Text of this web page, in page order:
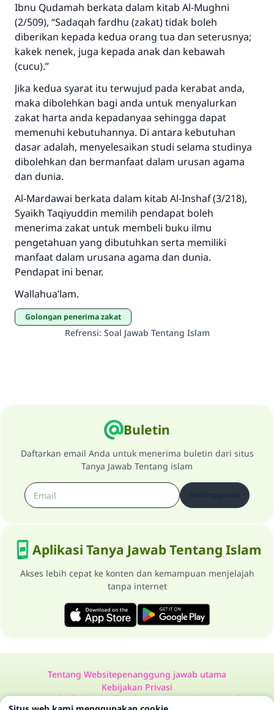
Ibnu Qudamah berkata dalam kitab Al-Mughni
(2/509), “Sadaqah fardhu (zakat) tidak boleh
diberikan kepada kedua orang tua dan seterusnya;
kakek nenek, juga kepada anak dan kebawah
(cucu).”
Jika kedua syarat itu terwujud pada kerabat anda,
maka dibolehkan bagi anda untuk menyalurkan
zakat harta anda kepadanyaa sehingga dapat
memenuhi kebutuhannya. Di antara kebutuhan
dasar adalah, menyelesaikan studi selama studinya
dibolehkan dan bermanfaat dalam urusan agama
dan dunia.
Al-Mardawai berkata dalam kitab Al-Inshaf (3/218),
Syaikh Taqiyuddin memilih pendapat boleh
menerima zakat untuk membeli buku ilmu
pengetahuan yang dibutuhkan serta memiliki
manfaat dalam urusana agama dan dunia.
Pendapat ini benar.
Wallahua’lam.
Golongan penerima zakat
Refrensi: Soal Jawab Tentang Islam
Buletin
Daftarkan email Anda untuk menerima buletin dari situs
Tanya Jawab Tentang islam
Aplikasi Tanya Jawab Tentang Islam
Akses lebih cepat ke konten dan kemampuan menjelajah
tanpa internet
Tentang Websitepenanggung jawab utama
Kebijakan Privasi
Semua Hak Dilindungi Milik Website Tanya Jawab Tentang Islam
Saham